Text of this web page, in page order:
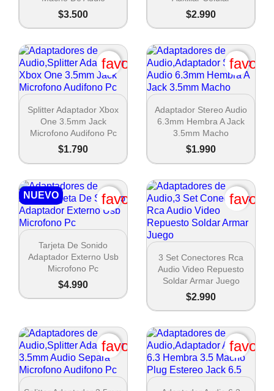
$3.500 $2.990
 Vista rápida
Splitter Adaptador Xbox
One 3.5mm Jack
Microfono Audifono Pc
$1.790
favorite_border
 Vista rápida
Adaptador Stereo Audio
6.3mm Hembra A Jack
3.5mm Macho
$1.990
 Vista rápida
Tarjeta De Sonido
Adaptador Externo Usb
Microfono Pc
$4.990
NUEVO favorite_border
 Vista rápida
3 Set Conectores Rca
Audio Video Repuesto
Soldar Armar Juego
$2.990
favorite_border
Crear lista de deseos
Nombre de la lista de deseos
Crear lista de deseos